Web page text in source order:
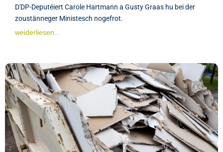
D'DP-Deputéiert Carole Hartmann a Gusty Graas hu bei der
zoustänneger Ministesch nogefrot.
weiderliesen...